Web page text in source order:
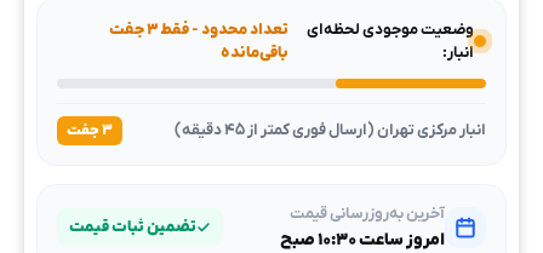
وضعیت موجودی لحظه‌ای
انبار:
تعداد محدود - فقط ۳ جفت
باقی‌مانده
انبار مرکزی تهران (ارسال فوری کمتر از ۴۵ دقیقه) ۳ جفت
آخرین به‌روزرسانی قیمت
امروز ساعت ۱۰:۳۰ صبح
تضمین ثبات قیمت